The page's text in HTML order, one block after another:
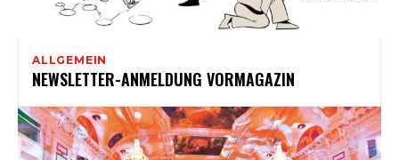
ALLGEMEIN
NEWSLETTER-ANMELDUNG VORMAGAZIN